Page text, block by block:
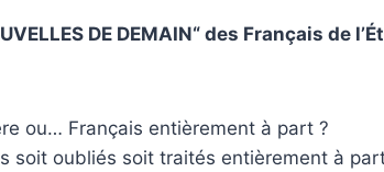
DE DEMAIN“ des Français de
ou… Français entièrement à part ?
soit oubliés soit traités entièrement à